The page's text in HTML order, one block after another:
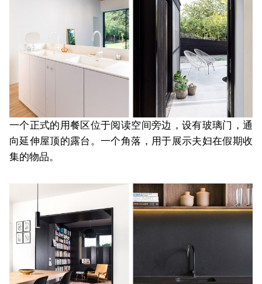
一个正式的用餐区位于阅读空间旁边，设有玻璃门，通
向延伸屋顶的露台。一个角落，用于展示夫妇在假期收
集的物品。